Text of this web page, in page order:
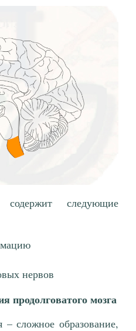
содержит следующие
нервов
продолговатого мозга
– сложное образование,